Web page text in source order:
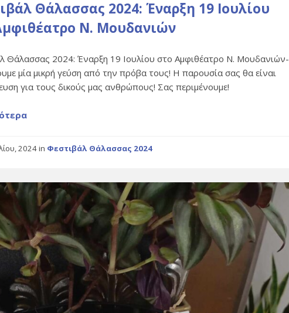
Θάλασσας 2024: Έναρξη 19 Ιουλίου
Ν. Μουδανιών
Θάλασσας 2024: Έναρξη 19 Ιουλίου στο Αμφιθέατρο Ν. Μουδανιών-
μία μικρή γεύση από την πρόβα τους! Η παρουσία σας θα είναι
για τους δικούς μας ανθρώπους! Σας περιμένουμε!
2024in Φεστιβάλ Θάλασσας 2024